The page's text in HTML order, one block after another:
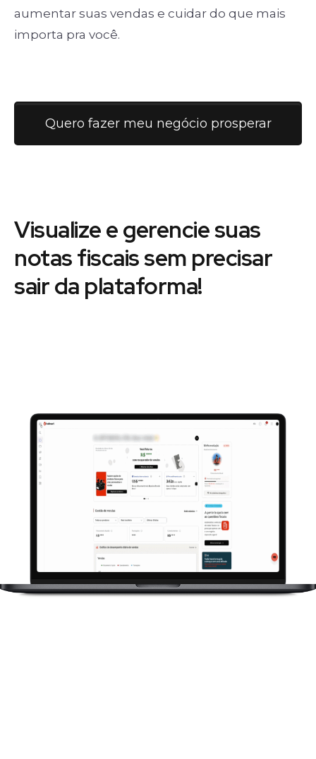
aumentar suas vendas e cuidar do que mais
importa pra você.
Quero fazer meu negócio prosperar
Visualize e gerencie suas
notas fiscais sem precisar
sair da plataforma!